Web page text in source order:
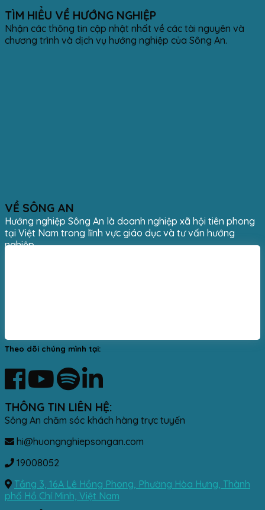
TÌM HIỂU VỀ HƯỚNG NGHIỆP
Nhận các thông tin cập nhật nhất về các tài nguyên và
chương trình và dịch vụ hướng nghiệp của Sông An.
VỀ SÔNG AN
Hướng nghiệp Sông An là doanh nghiệp xã hội tiên phong
tại Việt Nam trong lĩnh vực giáo dục và tư vấn hướng
nghiệp.
Theo dõi chúng mình tại:
THÔNG TIN LIÊN HỆ:
Sông An chăm sóc khách hàng trực tuyến
hi@huongnghiepsongan.com
19008052
Tầng 3, 16A Lê Hồng Phong, Phường Hòa Hưng, Thành
phố Hồ Chí Minh, Việt Nam